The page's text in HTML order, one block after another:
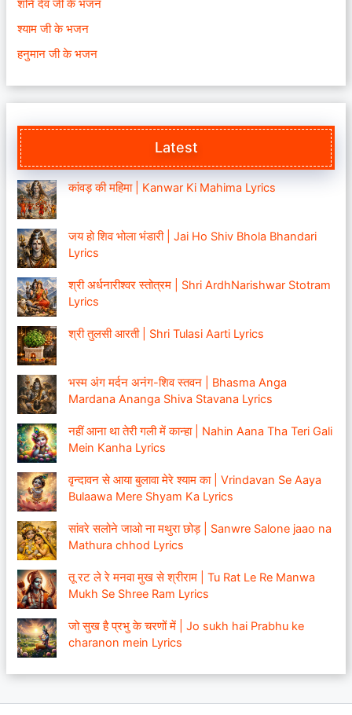
शनि देव जी के भजन
श्याम जी के भजन
हनुमान जी के भजन
Latest
कांवड़ की महिमा | Kanwar Ki Mahima Lyrics
जय हो शिव भोला भंडारी | Jai Ho Shiv Bhola Bhandari
Lyrics
श्री अर्धनारीश्वर स्तोत्रम | Shri ArdhNarishwar Stotram
Lyrics
श्री तुलसी आरती | Shri Tulasi Aarti Lyrics
भस्म अंग मर्दन अनंग-शिव स्तवन | Bhasma Anga
Mardana Ananga Shiva Stavana Lyrics
नहीं आना था तेरी गली में कान्हा | Nahin Aana Tha Teri Gali
Mein Kanha Lyrics
वृन्दावन से आया बुलावा मेरे श्याम का | Vrindavan Se Aaya
Bulaawa Mere Shyam Ka Lyrics
सांवरे सलोने जाओ ना मथुरा छोड़ | Sanwre Salone jaao na
Mathura chhod Lyrics
तू रट ले रे मनवा मुख से श्रीराम | Tu Rat Le Re Manwa
Mukh Se Shree Ram Lyrics
जो सुख है प्रभु के चरणों में | Jo sukh hai Prabhu ke
charanon mein Lyrics